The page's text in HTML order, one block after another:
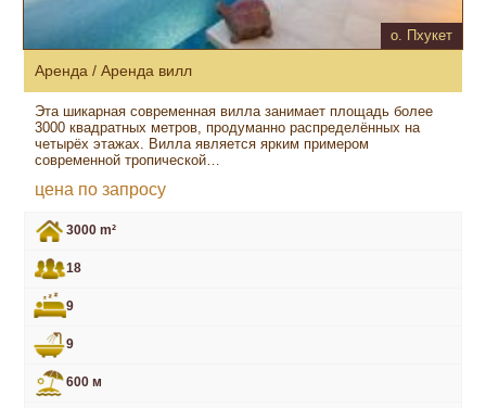
о. Пхукет
Аренда / Аренда вилл
Эта шикарная современная вилла занимает площадь более
3000 квадратных метров, продуманно распределённых на
четырёх этажах. Вилла является ярким примером
современной тропической…
цена по запросу
3000 m²
18
9
9
600 м